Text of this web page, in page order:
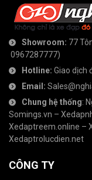
Showroom: 77
0967287777)
Hotline: Giao dịch
Email:
Chung hệ thống:
Somings.vn –
Xedaptreem.online –
Xedaptrolucdien.net
CÔNG TY